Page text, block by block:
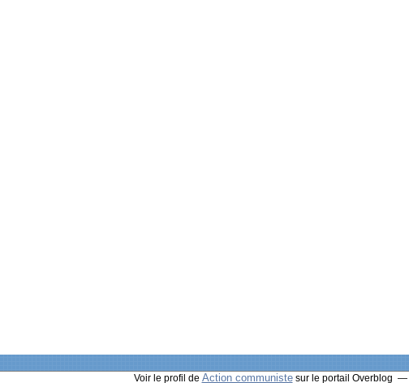
Voir le profil de Action communistesur le portail Overblog